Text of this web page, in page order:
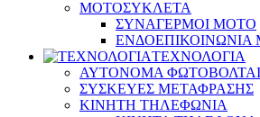
ΜΟΤΟΣΥΚΛΕΤΑ
ΣΥΝΑΓΕΡΜΟΙ ΜΟΤΟ
ΤΕΧΝΟΛΟΓΙΑ
ΑΥΤΟΝΟΜΑ
ΣΥΣΚΕΥΕΣ ΜΕΤΑΦΡΑΣΗΣ
ΚΙΝΗΤΗ ΤΗΛΕΦΩΝΙΑ